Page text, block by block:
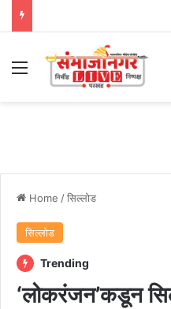
Menu
Home /सिल्लोड
सिल्लोड
Trending
‘लोकरंजन’कडून